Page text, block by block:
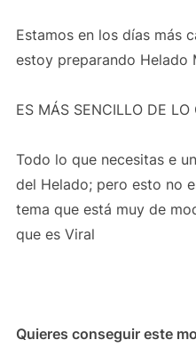
Estamos en los días más
estoy preparando Helado
ES MÁS SENCILLO DE LO
Todo lo que necesitas e
del Helado; pero esto no
tema que está muy de
que es Viral
Quieres conseguir este